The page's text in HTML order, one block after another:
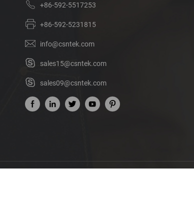
+86-592-5517253
+86-592-5231815
info@csntek.com
sales15@csntek.com
sales09@csntek.com